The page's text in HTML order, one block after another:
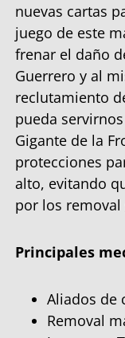
nuevas cartas
juego de este
frenar el daño
Guerrero y al
reclutamiento
pueda
Gigante de la
protecciones
alto, evitando
por los
Principales
Aliados de
Removal